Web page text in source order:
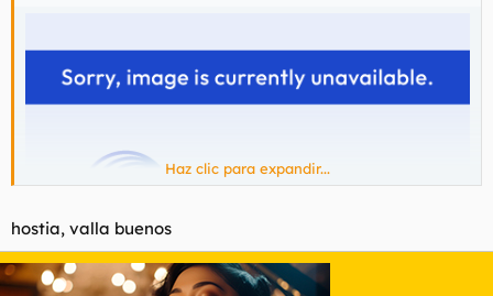
Haz clic para expandir...
hostia, valla buenos